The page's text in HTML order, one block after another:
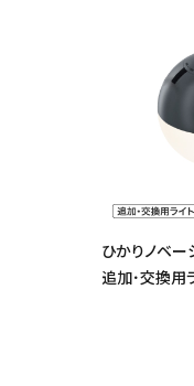
ひかりノベー
追加･交換用